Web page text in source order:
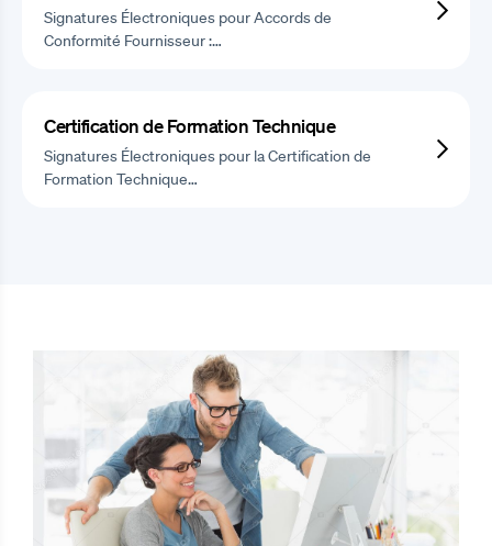
Signatures Électroniques pour Accords de
Conformité Fournisseur :…
Certification de Formation Technique
Signatures Électroniques pour la Certification de
Formation Technique…